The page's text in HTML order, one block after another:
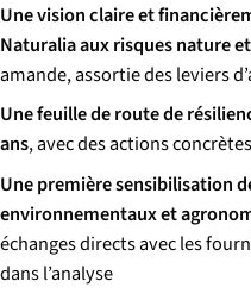
Une vision claire et
Naturalia aux risques nature
amande, assortie des leviers
Une feuille de route de
ans, avec des actions
Une première sensibilisation
environnementaux et
échanges directs avec les
dans l’analyse